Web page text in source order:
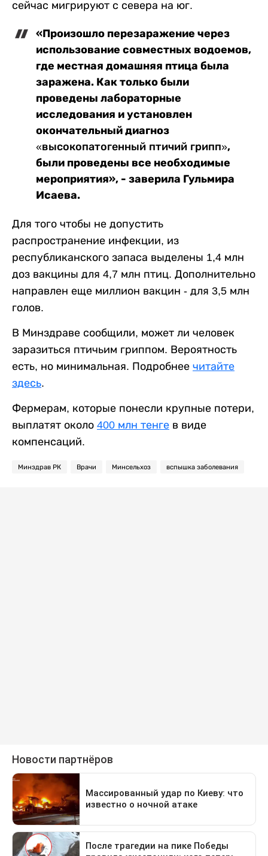
сейчас мигрируют с севера на юг.
«Произошло перезаражение через
использование совместных водоемов,
где местная домашняя птица была
заражена. Как только были
проведены лабораторные
исследования и установлен
окончательный диагноз
«высокопатогенный птичий грипп»,
были проведены все необходимые
мероприятия», - заверила Гульмира
Исаева.
Для того чтобы не допустить
распространение инфекции, из
республиканского запаса выделены 1,4 млн
доз вакцины для 4,7 млн птиц. Дополнительно
направлен еще миллион вакцин - для 3,5 млн
голов.
В Минздраве сообщили, может ли человек
заразиться птичьим гриппом. Вероятность
есть, но минимальная. Подробнее читайте
здесь.
Фермерам, которые понесли крупные потери,
выплатят около 400 млн тенге в виде
компенсаций.
Минздрав РК Врачи Минсельхоз вспышка заболевания